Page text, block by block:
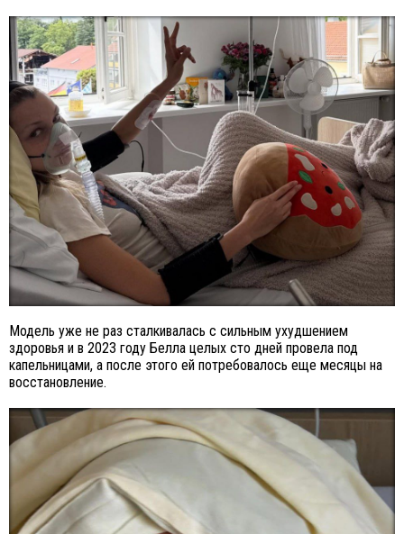
Модель уже не раз сталкивалась с сильным ухудшением
здоровья и в 2023 году Белла целых сто дней провела под
капельницами, а после этого ей потребовалось еще месяцы на
восстановление.